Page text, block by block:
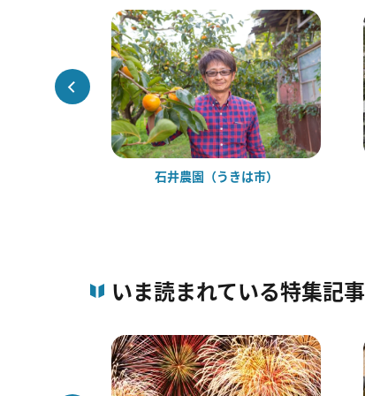
石井農園（うきは市）
いま読まれている特集記事